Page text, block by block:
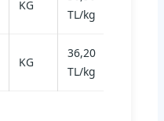
KG
TL/kg
KG
36,20
TL/kg